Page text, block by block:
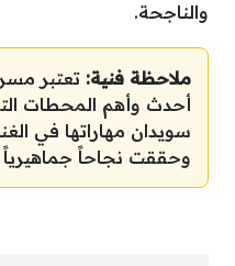
والناجحة.
ملاحظة فنية: تعتبر
أحدث وأهم المحطات
سويدان مهاراتها في
وحققت نجاحاً جماهيرياً